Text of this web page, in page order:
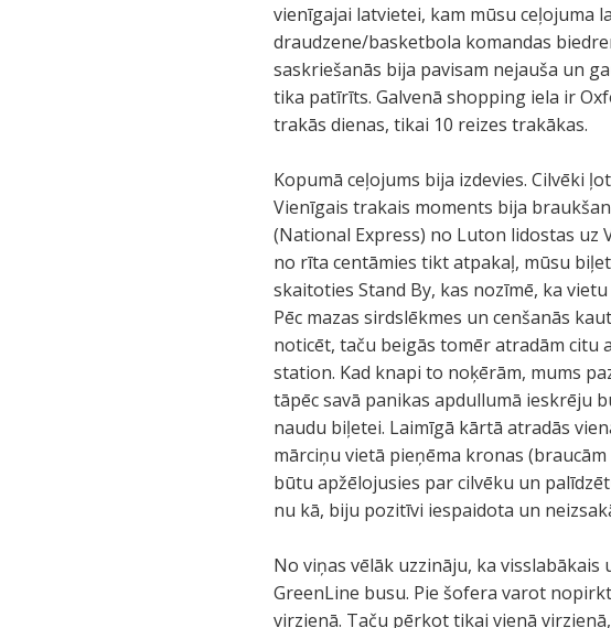
vienīgajai latvietei, kam mūsu ceļojuma
draudzene/basketbola komandas
saskriešanās bija pavisam nejauša un
tika patīrīts. Galvenā shopping iela ir
trakās dienas, tikai 10 reizes trakākas.
Kopumā ceļojums bija izdevies. Cilvēki
Vienīgais trakais moments bija
(National Express) no Luton lidostas uz
no rīta centāmies tikt atpakaļ, mūsu
skaitoties Stand By, kas nozīmē, ka
Pēc mazas sirdslēkmes un cenšanās
noticēt, taču beigās tomēr atradām citu
station. Kad knapi to noķērām, mums
tāpēc savā panikas apdullumā ieskrēju
naudu biļetei. Laimīgā kārtā atradās
mārciņu vietā pieņēma kronas
būtu apžēlojusies par cilvēku un
nu kā, biju pozitīvi iespaidota un
No viņas vēlāk uzzināju, ka
GreenLine busu. Pie šofera varot
virzienā. Taču pērkot tikai vienā